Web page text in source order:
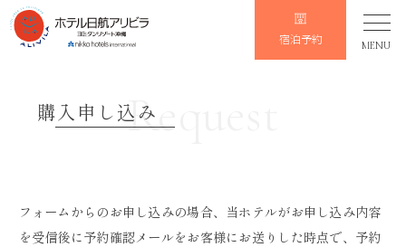
宿泊予約 MENU
Request
購入申し込み
フォームからのお申し込みの場合、当ホテルがお申し込み内容
を受信後に予約確認メールをお客様にお送りした時点で、予約